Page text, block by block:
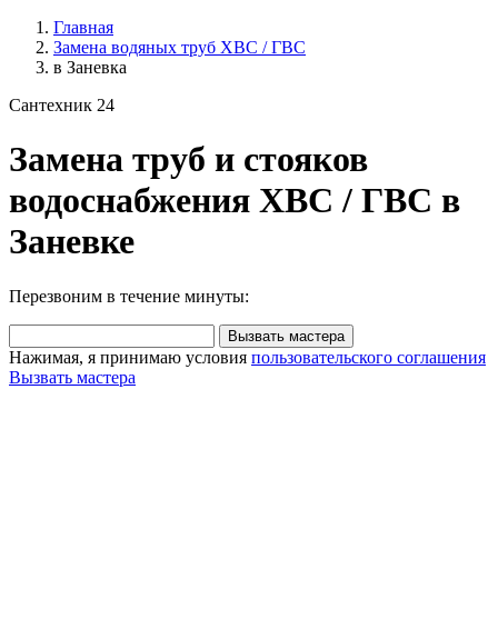
Главная
Замена водяных труб ХВС / ГВС
в Заневка
Сантехник 24
Замена труб и стояков
водоснабжения ХВС / ГВС в
Заневке
Перезвоним в течение минуты:
Вызвать мастера
Нажимая, я принимаю условия пользовательского соглашения
Вызвать мастера